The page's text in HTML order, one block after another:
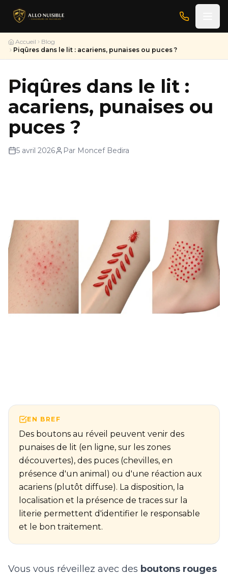
Accueil
Blog
Piqûres dans le lit : acariens, punaises ou puces ?
Piqûres dans le lit :
acariens, punaises ou
puces ?
5 avril 2026 Par Moncef Bedira
EN BREF
Des boutons au réveil peuvent venir des
punaises de lit (en ligne, sur les zones
découvertes), des puces (chevilles, en
présence d'un animal) ou d'une réaction aux
acariens (plutôt diffuse). La disposition, la
localisation et la présence de traces sur la
literie permettent d'identifier le responsable
et le bon traitement.
Vous vous réveillez avec des boutons rouges